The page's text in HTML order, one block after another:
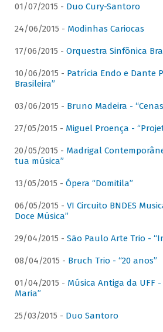
01/07/2015 - Duo Cury-Santoro
24/06/2015 - Modinhas Cariocas
17/06/2015 - Orquestra Sinfônica
10/06/2015 - Patrícia Endo e Dante
Brasileira”
03/06/2015 - Bruno Madeira -
27/05/2015 - Miguel Proença -
20/05/2015 - Madrigal
tua música”
13/05/2015 - Ópera “Domitila”
06/05/2015 - VI Circuito BNDES
Doce Música”
29/04/2015 - São Paulo Arte Trio -
08/04/2015 - Bruch Trio - “20 anos”
01/04/2015 - Música Antiga da UFF
Maria”
25/03/2015 - Duo Santoro